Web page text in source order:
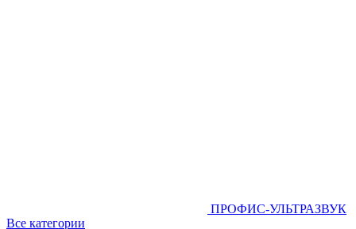
ПРОФИС-УЛЬТРАЗВУК
Все категории